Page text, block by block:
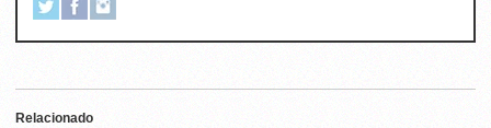
Relacionado